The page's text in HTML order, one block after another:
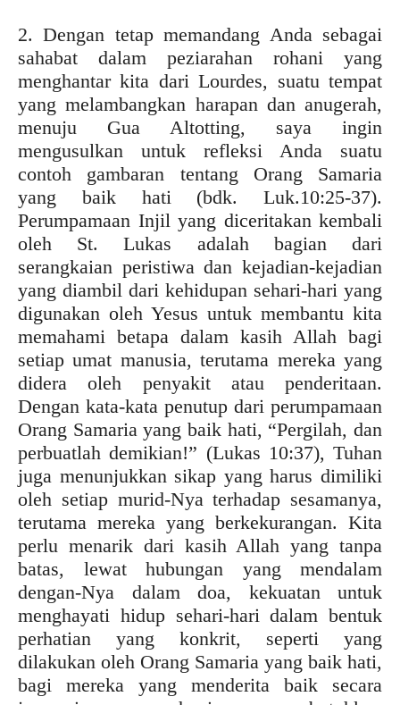
2. Dengan tetap memandang Anda sebagai
sahabat dalam peziarahan rohani yang
menghantar kita dari Lourdes, suatu tempat
yang melambangkan harapan dan anugerah,
menuju Gua Altotting, saya ingin
mengusulkan untuk refleksi Anda suatu
contoh gambaran tentang Orang Samaria
yang baik hati (bdk. Luk.10:25-37).
Perumpamaan Injil yang diceritakan kembali
oleh St. Lukas adalah bagian dari
serangkaian peristiwa dan kejadian-kejadian
yang diambil dari kehidupan sehari-hari yang
digunakan oleh Yesus untuk membantu kita
memahami betapa dalam kasih Allah bagi
setiap umat manusia, terutama mereka yang
didera oleh penyakit atau penderitaan.
Dengan kata-kata penutup dari perumpamaan
Orang Samaria yang baik hati, “Pergilah, dan
perbuatlah demikian!” (Lukas 10:37), Tuhan
juga menunjukkan sikap yang harus dimiliki
oleh setiap murid-Nya terhadap sesamanya,
terutama mereka yang berkekurangan. Kita
perlu menarik dari kasih Allah yang tanpa
batas, lewat hubungan yang mendalam
dengan-Nya dalam doa, kekuatan untuk
menghayati hidup sehari-hari dalam bentuk
perhatian yang konkrit, seperti yang
dilakukan oleh Orang Samaria yang baik hati,
bagi mereka yang menderita baik secara